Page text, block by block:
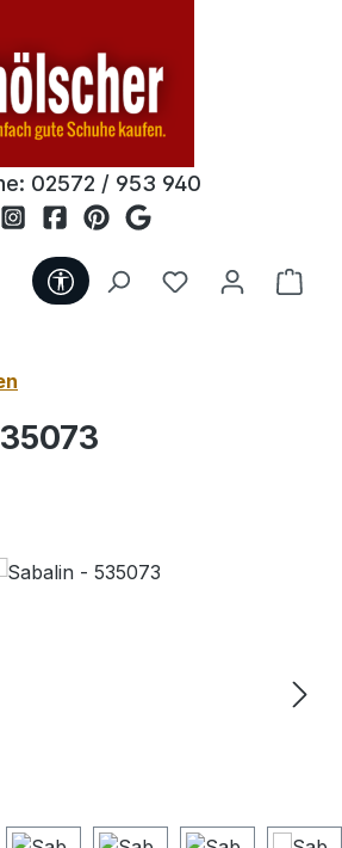
02572 / 953 940
Werkzeugleiste anzeigen
Du hast 0